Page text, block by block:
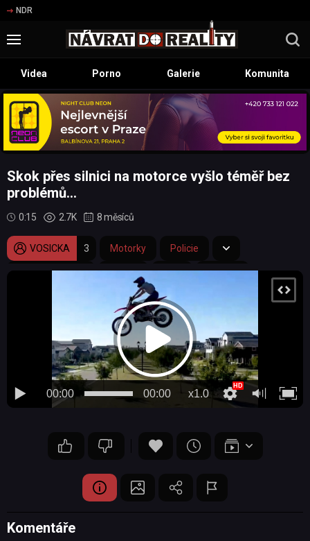
NDR
Videa Porno Galerie Komunita
Skok přes silnici na motorce vyšlo téměř bez
problémů...
0:15 2.7K 8 měsíců
VOSICKA 3 Motorky Policie
skok přes silnici kroska skok zatčení
00:00 x1.0
00:00
Komentáře